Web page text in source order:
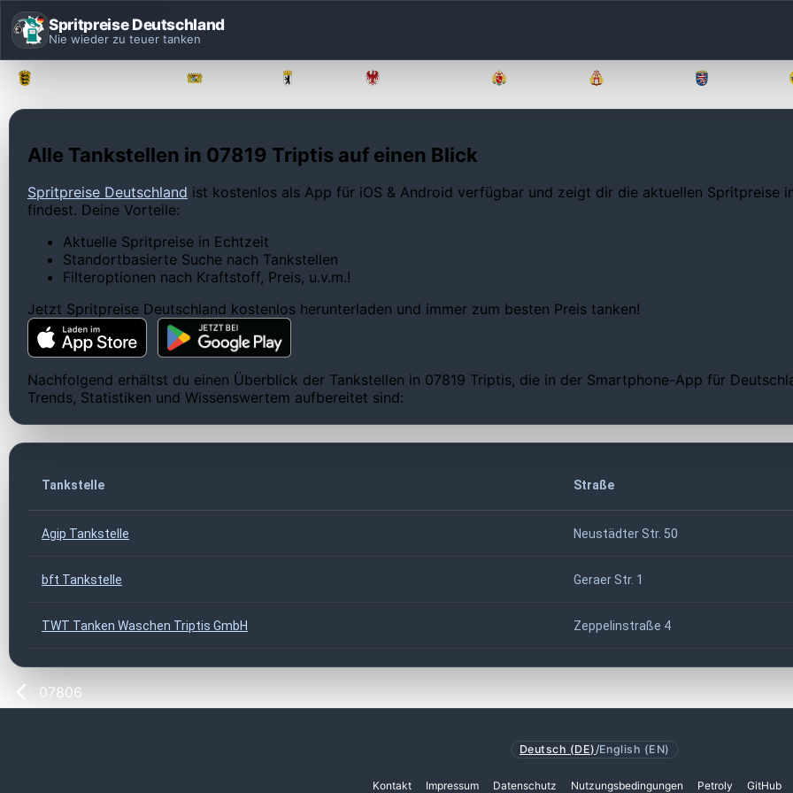
Spritpreise Deutschland
Nie wieder zu teuer tanken
Alle Tankstellen in 07819 Triptis auf einen Blick
Spritpreise Deutschland ist kostenlos als App für iOS & Android verfügbar und zeigt dir die aktuellen Spritpreise
findest. Deine Vorteile:
Aktuelle Spritpreise in Echtzeit
Standortbasierte Suche nach Tankstellen
Filteroptionen nach Kraftstoff, Preis, u.v.m.!
Jetzt Spritpreise Deutschland kostenlos herunterladen und immer zum besten Preis tanken!
Nachfolgend erhältst du einen Überblick der Tankstellen in 07819 Triptis, die in der Smartphone-App für
Trends, Statistiken und Wissenswertem aufbereitet sind:
Tankstelle Straße
Agip Tankstelle Neustädter Str. 50
bft Tankstelle Geraer Str. 1
TWT Tanken Waschen Triptis GmbH Zeppelinstraße 4
07806
Deutsch (DE) /English (EN)
Kontakt Impressum Datenschutz Nutzungsbedingungen Petroly GitHub